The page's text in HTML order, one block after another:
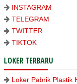
INSTAGRAM
TELEGRAM
TWITTER
TIKTOK
LOKER TERBARU
Loker Pabrik Plastik